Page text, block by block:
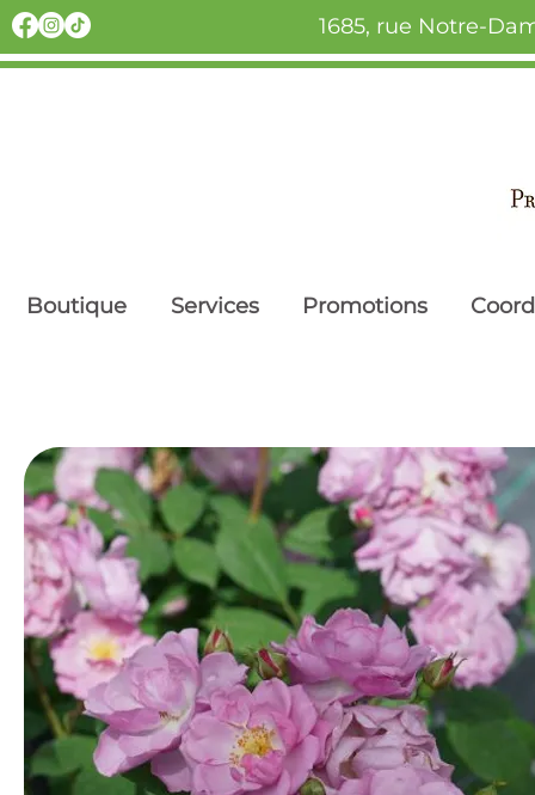
1685, rue Notre-
Boutique Services Promotions